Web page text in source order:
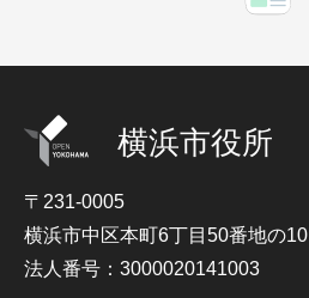
横浜市役所
〒231-0005
横浜市中区本町6丁目50番地の10
法人番号：3000020141003